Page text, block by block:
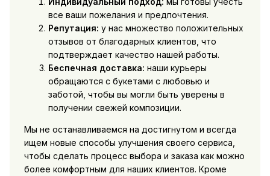
все ваши пожелания и предпочтения.
Репутация: у нас множество положительных
отзывов от благодарных клиентов, что
подтверждает качество нашей работы.
Беспечная доставка: наши курьеры
обращаются с букетами с любовью и
заботой, чтобы вы могли быть уверены в
получении свежей композиции.
Мы не останавливаемся на достигнутом и всегда
ищем новые способы улучшения своего сервиса,
чтобы сделать процесс выбора и заказа как можно
более комфортным для наших клиентов. Кроме